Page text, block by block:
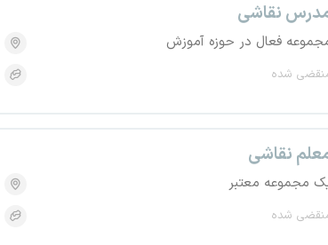
نقاشی
فعال در حوزه آموزش
شده
نقاشی
مجموعه معتبر
شده